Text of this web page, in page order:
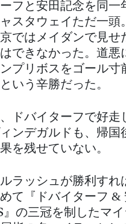
ーフと安田記念を同一
スタウェイただ一頭
ではメイダンで見せ
できなかった。道悪
プリボスをゴール寸
いう辛勝だった。
ドバイターフで好走
ンデガルドも、帰国
を残せていない。
ラッシュが勝利すれ
て『ドバイターフ &
』の三冠を制したマ